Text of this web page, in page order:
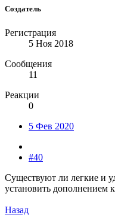
Создатель
Регистрация
5 Ноя 2018
Сообщения
11
Реакции
0
5 Фев 2020
#40
Существуют ли легкие и
установить дополнением к
Назад